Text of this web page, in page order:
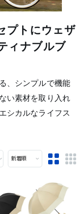
プトにウェザ
ィナブルブ
、シンプルで機能
い素材を取り入れ
シカルなライフス